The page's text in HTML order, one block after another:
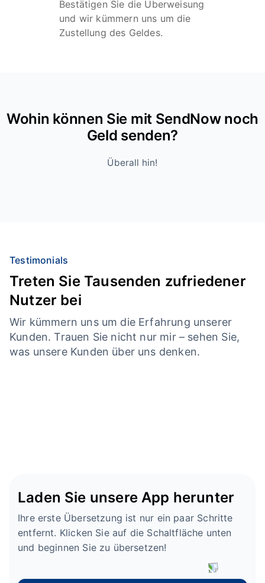
Bestätigen Sie die Überweisung
und wir kümmern uns um die
Zustellung des Geldes.
Wohin können Sie mit SendNow noch
Geld senden?
Überall hin!
Testimonials
Treten Sie Tausenden zufriedener
Nutzer bei
Wir kümmern uns um die Erfahrung unserer
Kunden. Trauen Sie nicht nur mir – sehen Sie,
was unsere Kunden über uns denken.
Laden Sie unsere App herunter
Ihre erste Übersetzung ist nur ein paar Schritte
entfernt. Klicken Sie auf die Schaltfläche unten
und beginnen Sie zu übersetzen!